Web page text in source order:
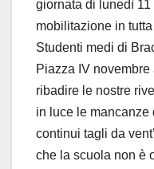
giornata di lunedì
mobilitazione in
Studenti medi di
Piazza IV
ribadire le nostre
in luce le mancanze
continui tagli da
che la scuola non è